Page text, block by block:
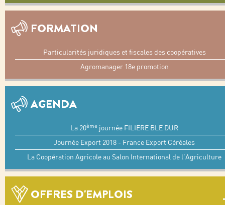
FORMATION
Particularités juridiques et fiscales des coopératives
Agromanager 18e promotion
AGENDA
La 20ème journée FILIERE BLE DUR
Journée Export 2018 - France Export Céréales
La Coopération Agricole au Salon International de l'Agriculture
OFFRES D'EMPLOIS